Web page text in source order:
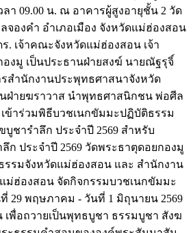
ลา 09.00 น. ณ อาคารผู้สูงอายุชั้น 2 วัด
จองคำ อำเภอเมือง จังหวัดแม่ฮ่องสอน
เจ้าคณะจังหวัดแม่ฮ่องสอน เจ้า
งมู เป็นประธานฝ่ายสงฆ์ นายณัฐรุจิ์
สำนักงานประพุทธศาสนาจังหวัด
ฝ่ายฆราวาส นำพุทธศาสนิกชน พ่อศีล
ข้าร่วมพิธีบวชเนกขัมมะปฏิบัติธรรม
บูชารำลึก ประจำปี 2569 สำหรับ
ก ประจำปี 2569 วัดพระธาตุดอยกองมู
รมจังหวัดแม่ฮ่องสอน และ สำนักงาน
ม่ฮ่องสอน จัดกิจกรรมบวชเนกขัมมะ
29 พฤษภาคม - วันที่ 1 มิถุนายน 2569
เพื่อถวายเป็นพุทธบูชา ธรรมบูชา สังฆ